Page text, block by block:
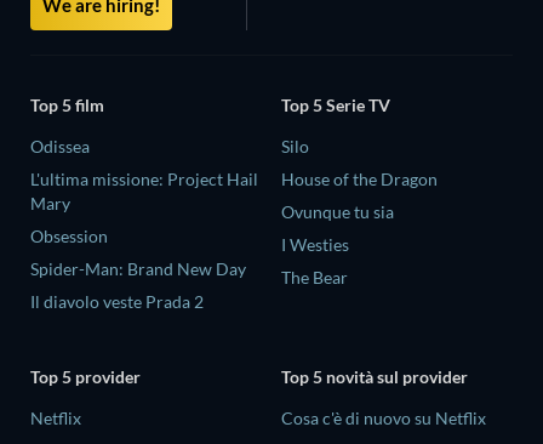
Top 5 film
Odissea
L'ultima missione: Project Hail
Mary
Obsession
Spider-Man: Brand New Day
Il diavolo veste Prada 2
Top 5 Serie TV
Silo
House of the Dragon
Ovunque tu sia
I Westies
The Bear
Top 5 provider
Netflix
Top 5 novità sul provider
Cosa c'è di nuovo su Netflix